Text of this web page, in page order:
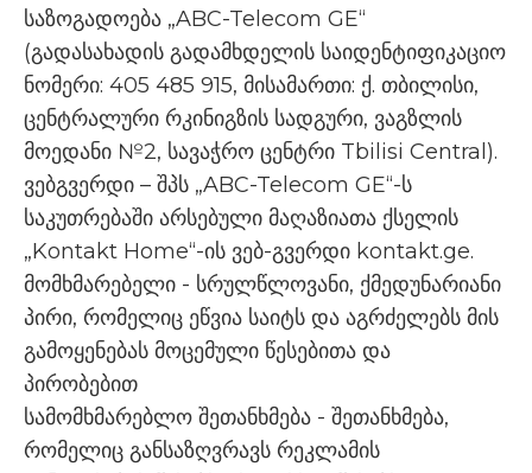
საზოგადოება „ABC-Telecom GE“
(გადასახადის გადამხდელის საიდენტიფიკაციო
ნომერი: 405 485 915, მისამართი: ქ. თბილისი,
ცენტრალური რკინიგზის სადგური, ვაგზლის
მოედანი №2, სავაჭრო ცენტრი Tbilisi Central).
ვებგვერდი – შპს „ABC-Telecom GE“-ს
საკუთრებაში არსებული მაღაზიათა ქსელის
„Kontakt Home“-ის ვებ-გვერდი kontakt.ge.
მომხმარებელი - სრულწლოვანი, ქმედუნარიანი
პირი, რომელიც ეწვია საიტს და აგრძელებს მის
გამოყენებას მოცემული წესებითა და
პირობებით
სამომხმარებლო შეთანხმება - შეთანხმება,
რომელიც განსაზღვრავს რეკლამის